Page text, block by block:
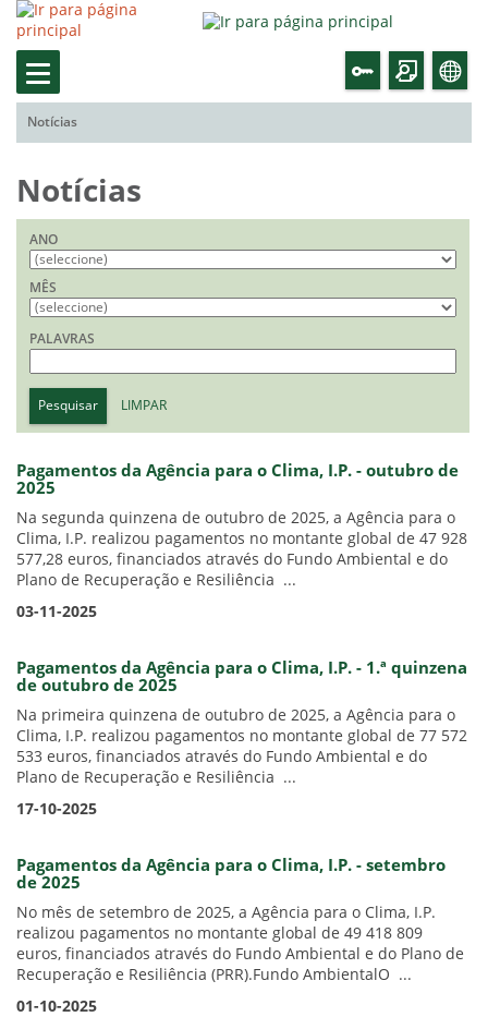
Notícias
Notícias
ANO
MÊS
PALAVRAS
Pesquisar LIMPAR
Pagamentos da Agência para o Clima, I.P. - outubro de
2025
Na segunda quinzena de outubro de 2025, a Agência para o
Clima, I.P. realizou pagamentos no montante global de 47 928
577,28 euros, financiados através do Fundo Ambiental e do
Plano de Recuperação e Resiliência ...
03-11-2025
Pagamentos da Agência para o Clima, I.P. - 1.ª quinzena
de outubro de 2025
Na primeira quinzena de outubro de 2025, a Agência para o
Clima, I.P. realizou pagamentos no montante global de 77 572
533 euros, financiados através do Fundo Ambiental e do
Plano de Recuperação e Resiliência ...
17-10-2025
Pagamentos da Agência para o Clima, I.P. - setembro
de 2025
No mês de setembro de 2025, a Agência para o Clima, I.P.
realizou pagamentos no montante global de 49 418 809
euros, financiados através do Fundo Ambiental e do Plano de
Recuperação e Resiliência (PRR).Fundo AmbientalO ...
01-10-2025